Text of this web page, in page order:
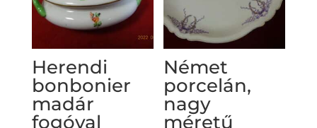
Herendi
bonbonier
madár
fogóval
Német
porcelán,
nagy
méretű